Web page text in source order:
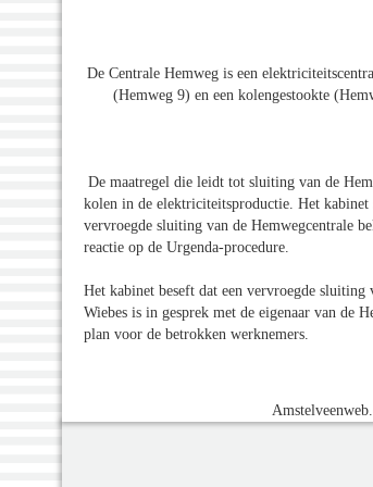
De Centrale Hemweg is een
(Hemweg 9) en een kolengestookte
De maatregel die leidt tot sluiting van de
kolen in de elektriciteitsproductie. Het
vervroegde sluiting van de Hemwegcentrale
reactie op de Urgenda-procedure.
Het kabinet beseft dat een vervroegde
Wiebes is in gesprek met de eigenaar van de
plan voor de betrokken werknemers.